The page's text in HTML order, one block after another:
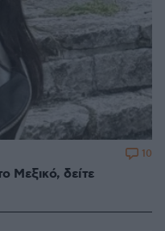
Μεξικό, δείτε
10